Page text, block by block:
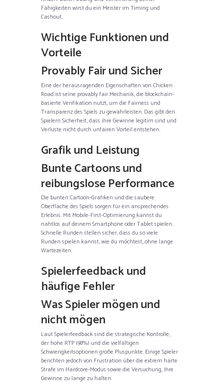
Fähigkeiten wirst du ein Meister im Timing und
Cashout.
Wichtige Funktionen und
Vorteile
Provably Fair und Sicher
Eine der herausragenden Eigenschaften von Chicken
Road ist seine provably fair Mechanik, die blockchain-
basierte Verifikation nutzt, um die Fairness und
Transparenz des Spiels zu gewährleisten. Das gibt den
Spielern Sicherheit, dass ihre Gewinne legitim sind und
Verluste nicht durch unfairen Vorteil entstehen.
Grafik und Leistung
Bunte Cartoons und
reibungslose Performance
Die bunten Cartoon-Grafiken und die saubere
Oberfläche des Spiels sorgen für ein ansprechendes
Erlebnis. Mit Mobile-First-Optimierung kannst du
nahtlos auf deinem Smartphone oder Tablet spielen.
Schnelle Runden stellen sicher, dass du so viele
Runden spielen kannst, wie du möchtest, ohne lange
Wartezeiten.
Spielerfeedback und
häufige Fehler
Was Spieler mögen und
nicht mögen
Laut Spielerfeedback sind die strategische Kontrolle,
der hohe RTP (98%) und die vielfältigen
Schwierigkeitsoptionen große Pluspunkte. Einige Spieler
berichten jedoch von Frustration über die extrem harte
Strafe im Hardcore-Modus sowie die Versuchung, ihre
Gewinne zu lange zu halten.